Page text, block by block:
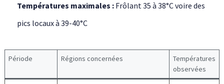
Températures maximales :Frôlant 35 à 38°C voire des
pics locaux à 39-40°C
Période Régions concernées
Températures
observées